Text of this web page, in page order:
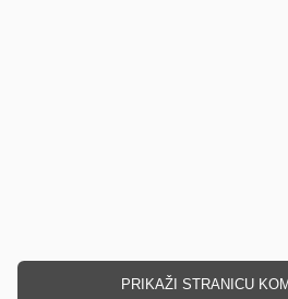
PRIKAŽI STRANICU